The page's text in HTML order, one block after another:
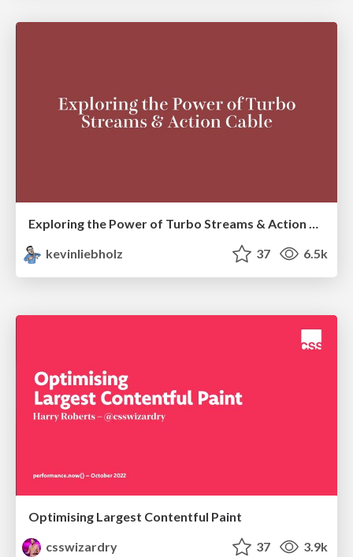
Exploring the Power of Turbo Streams & Action Cable | RailsConf2023
kevinliebholz
37 6.5k
Optimising Largest Contentful Paint
csswizardry
37 3.9k